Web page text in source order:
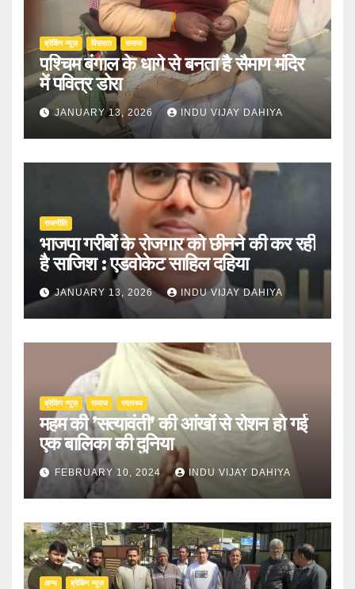
ब्रेकिंग न्यूज़ ‍‍विरासत समाज
पश्चिम बंगाल के धागे से बनता है सैमाण मंदिर
में पवित्र डोरा
JANUARY 13, 2026 INDU VIJAY DAHIYA
राजनीति
भाजपा गरीबों के रोजगार को छीनने की कर रही
है साजिश : एडवोकेट साहिल दहिया
JANUARY 13, 2026 INDU VIJAY DAHIYA
ब्रेकिंग न्यूज़ समाज स्वास्थ्य
महम की ’सत्यावंती’ की आंखों से रोशन हो गई
एक बालिका की दुनिया
FEBRUARY 10, 2024 INDU VIJAY DAHIYA
अन्य ब्रेकिंग न्यूज़